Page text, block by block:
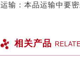
运输：本品运输中要
相关产品